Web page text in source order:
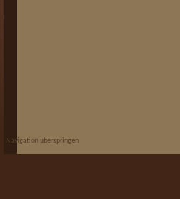
Navigation überspringen